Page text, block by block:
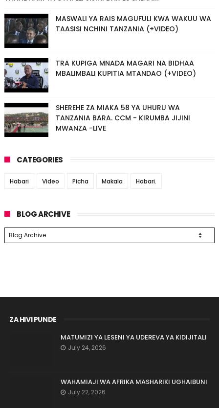
MASWALI YA RAIS MAGUFULI KWA WAKUU WA
TAASISI NCHINI TANZANIA (+VIDEO)
TRA KUPIGA MNADA MAGARI NA BIDHAA
MBALIMBALI KUPITIA MTANDAO (+VIDEO)
SHEREHE ZA MIAKA 58 YA UHURU WA
TANZANIA BARA. CCM - KIRUMBA JIJINI
MWANZA -LIVE
CATEGORIES
Habari Video Picha Makala Habari.
BLOG ARCHIVE
ZA HIVI PUNDE
MATUMIZI YA LESENI YA UDEREVA YA KIDIJITALI
July 24, 2026
WAHAMIAJI WA AFRIKA MASHARIKI UGHAIBUNI
July 22, 2026